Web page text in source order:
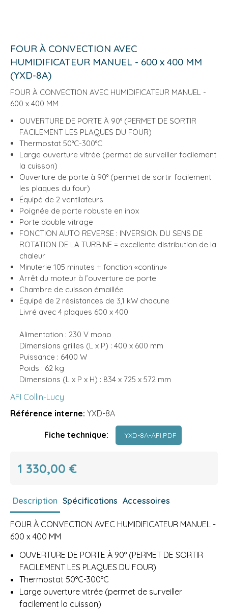
FOUR À CONVECTION AVEC
HUMIDIFICATEUR MANUEL - 600 x 400 MM
(YXD-8A)
FOUR À CONVECTION AVEC HUMIDIFICATEUR MANUEL -
600 x 400 MM
OUVERTURE DE PORTE À 90° (PERMET DE SORTIR
FACILEMENT LES PLAQUES DU FOUR)
Thermostat 50°C-300°C
Large ouverture vitrée (permet de surveiller facilement
la cuisson)
Ouverture de porte à 90° (permet de sortir facilement
les plaques du four)
Équipé de 2 ventilateurs
Poignée de porte robuste en inox
Porte double vitrage
FONCTION AUTO REVERSE : INVERSION DU SENS DE
ROTATION DE LA TURBINE = excellente distribution de la
chaleur
Minuterie 105 minutes + fonction «continu»
Arrêt du moteur à l’ouverture de porte
Chambre de cuisson émaillée
Équipé de 2 résistances de 3,1 kW chacune
Livré avec 4 plaques 600 x 400
Alimentation : 230 V mono
Dimensions grilles (L x P) : 400 x 600 mm
Puissance : 6400 W
Poids : 62 kg
Dimensions (L x P x H) : 834 x 725 x 572 mm
AFI Collin-Lucy
Référence interne: YXD-8A
Fiche technique: YXD-8A-AFI.PDF
1 330,00 €
Description Spécifications Accessoires
FOUR À CONVECTION AVEC HUMIDIFICATEUR MANUEL -
600 x 400 MM
OUVERTURE DE PORTE À 90° (PERMET DE SORTIR
FACILEMENT LES PLAQUES DU FOUR)
Thermostat 50°C-300°C
Large ouverture vitrée (permet de surveiller
facilement la cuisson)